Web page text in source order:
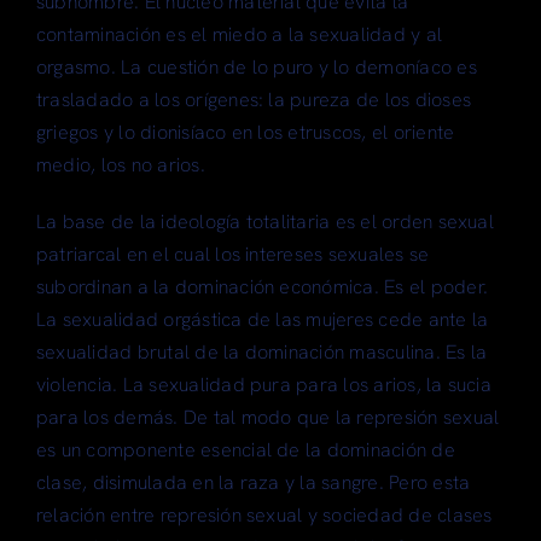
contaminación es el miedo a la sexualidad y al
orgasmo. La cuestión de lo puro y lo demoníaco es
trasladado a los orígenes: la pureza de los dioses
griegos y lo dionisíaco en los etruscos, el oriente
medio, los no arios.
La base de la ideología totalitaria es el orden sexual
patriarcal en el cual los intereses sexuales se
subordinan a la dominación económica. Es el poder.
La sexualidad orgástica de las mujeres cede ante la
sexualidad brutal de la dominación masculina. Es la
violencia. La sexualidad pura para los arios, la sucia
para los demás. De tal modo que la represión sexual
es un componente esencial de la dominación de
clase, disimulada en la raza y la sangre. Pero esta
relación entre represión sexual y sociedad de clases